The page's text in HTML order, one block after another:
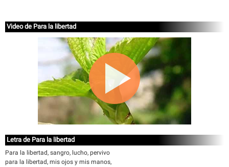
Video de Para la libertad
Letra de Para la libertad
Para la libertad, sangro, lucho, pervivo
para la libertad, mis ojos y mis manos,